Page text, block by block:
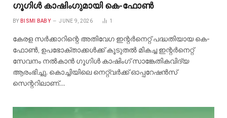
ഗൂഗിൾ കാഷിംഗുമായി കെ-ഫോൺ
BY BISMI BABY JUNE 9, 2026 1
കേരള സർക്കാറിന്റെ അതിവേഗ ഇന്റർനെറ്റ് പദ്ധതിയായ കെ-
ഫോൺ, ഉപഭോക്താക്കൾക്ക് കൂടുതൽ മികച്ച ഇന്റർനെറ്റ്
സേവനം നൽകാൻ ഗൂഗിൾ കാഷിംഗ് സാങ്കേതികവിദ്യ
ആരംഭിച്ചു. കൊച്ചിയിലെ നെറ്റ്‌വർക്ക് ഓപ്പറേഷൻസ്
സെന്ററിലാണ്…